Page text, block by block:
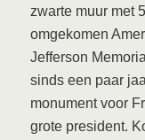
zwarte muur met
omgekomen
Jefferson
sinds een paar
monument voor
grote president.